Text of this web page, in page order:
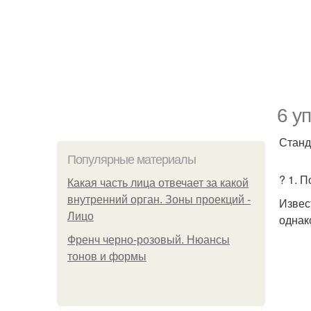
6
Популярные материалы
Какая часть лица отвечает за какой
внутренний орган. Зоны проекций -
Лицо
Френч черно-розовый. Нюансы
тонов и формы
? 1.